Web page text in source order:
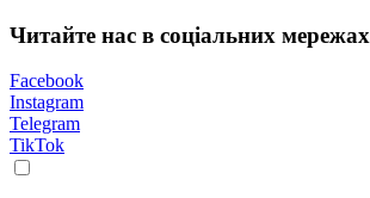
Читайте нас в соціальних мережах
Facebook
Instagram
Telegram
TikTok